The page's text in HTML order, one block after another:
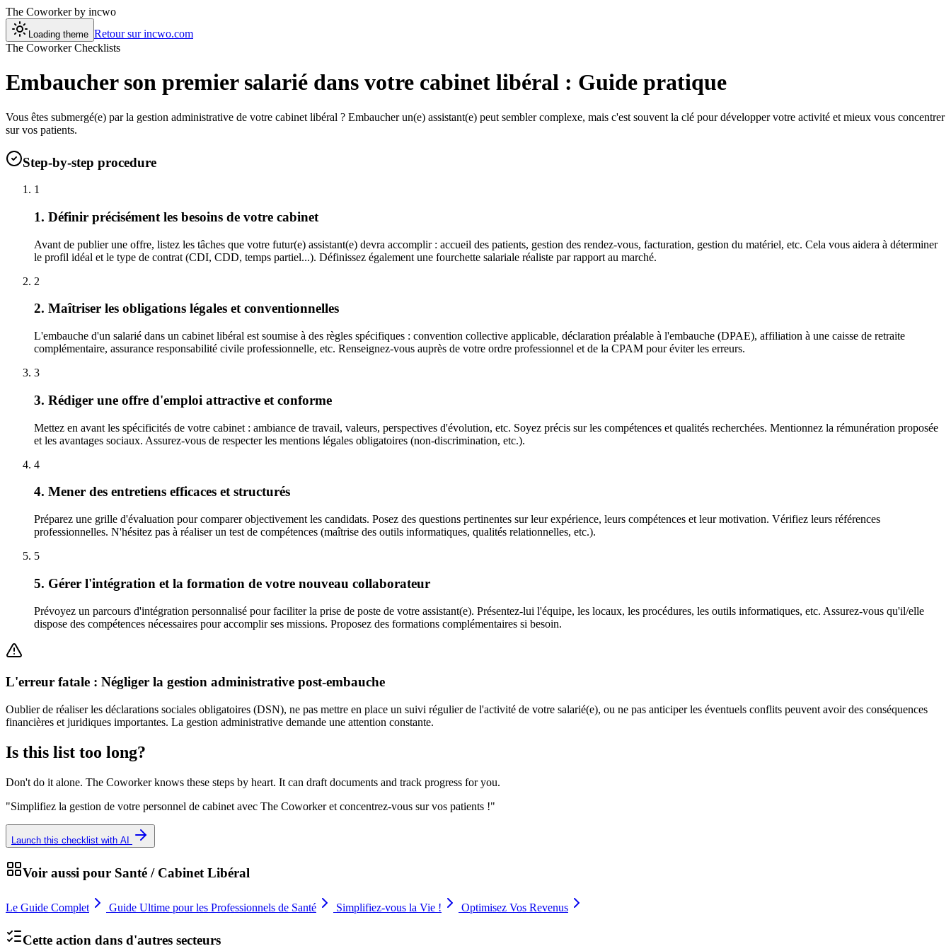
The Coworkerby incwo
Loading theme Retour sur incwo.com
The Coworker Checklists
Embaucher son premier salarié dans votre cabinet libéral : Guide pratique
Vous êtes submergé(e) par la gestion administrative de votre cabinet libéral ? Embaucher un(e) assistant(e) peut sembler complexe, mais c'est souvent la clé pour développer votre activité et mieux vous concentrer
sur vos patients.
Step-by-step procedure
1
1. Définir précisément les besoins de votre cabinet
Avant de publier une offre, listez les tâches que votre futur(e) assistant(e) devra accomplir : accueil des patients, gestion des rendez-vous, facturation, gestion du matériel, etc. Cela vous aidera à déterminer
le profil idéal et le type de contrat (CDI, CDD, temps partiel...). Définissez également une fourchette salariale réaliste par rapport au marché.
2
2. Maîtriser les obligations légales et conventionnelles
L'embauche d'un salarié dans un cabinet libéral est soumise à des règles spécifiques : convention collective applicable, déclaration préalable à l'embauche (DPAE), affiliation à une caisse de retraite
complémentaire, assurance responsabilité civile professionnelle, etc. Renseignez-vous auprès de votre ordre professionnel et de la CPAM pour éviter les erreurs.
3
3. Rédiger une offre d'emploi attractive et conforme
Mettez en avant les spécificités de votre cabinet : ambiance de travail, valeurs, perspectives d'évolution, etc. Soyez précis sur les compétences et qualités recherchées. Mentionnez la rémunération proposée
et les avantages sociaux. Assurez-vous de respecter les mentions légales obligatoires (non-discrimination, etc.).
4
4. Mener des entretiens efficaces et structurés
Préparez une grille d'évaluation pour comparer objectivement les candidats. Posez des questions pertinentes sur leur expérience, leurs compétences et leur motivation. Vérifiez leurs références
professionnelles. N'hésitez pas à réaliser un test de compétences (maîtrise des outils informatiques, qualités relationnelles, etc.).
5
5. Gérer l'intégration et la formation de votre nouveau collaborateur
Prévoyez un parcours d'intégration personnalisé pour faciliter la prise de poste de votre assistant(e). Présentez-lui l'équipe, les locaux, les procédures, les outils informatiques, etc. Assurez-vous qu'il/elle
dispose des compétences nécessaires pour accomplir ses missions. Proposez des formations complémentaires si besoin.
L'erreur fatale : Négliger la gestion administrative post-embauche
Oublier de réaliser les déclarations sociales obligatoires (DSN), ne pas mettre en place un suivi régulier de l'activité de votre salarié(e), ou ne pas anticiper les éventuels conflits peuvent avoir des conséquences
financières et juridiques importantes. La gestion administrative demande une attention constante.
Is this list too long?
Don't do it alone. The Coworker knows these steps by heart. It can draft documents and track progress for you.
"Simplifiez la gestion de votre personnel de cabinet avec The Coworker et concentrez-vous sur vos patients !"
Launch this checklist with AI
Voir aussi pour Santé / Cabinet Libéral
Le Guide Complet Guide Ultime pour les Professionnels de Santé Simplifiez-vous la Vie ! Optimisez Vos Revenus
Cette action dans d'autres secteurs